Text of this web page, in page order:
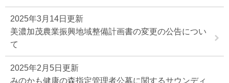
2025年3月14日更新
美濃加茂農業振興地域整備計画書の変更の公告につい
て
2025年2月5日更新
みのかも健康の森指定管理者公募に関するサウンディ